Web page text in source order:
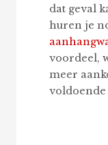
dat geval
huren je
voordeel,
meer